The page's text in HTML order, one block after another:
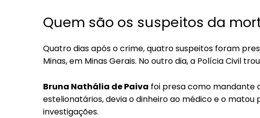
Quem são os suspeitos da
Quatro dias após o crime, quatro suspeitos foram
Minas, em Minas Gerais. No outro dia, a Polícia Civil
Bruna Nathália de Paiva foi presa como mandante
estelionatários, devia o dinheiro ao médico e o
investigações.